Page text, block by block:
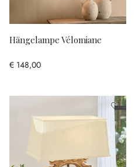
Hängelampe Vélomiane
€ 148,00